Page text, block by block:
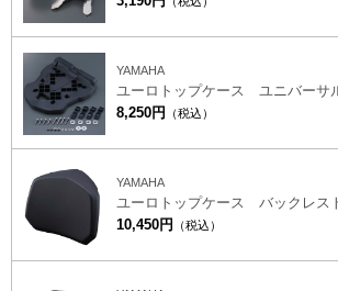
YAMAHA
ユーロトップケース ユニバーサ
8,250円
（税込）
YAMAHA
ユーロトップケース バックレス
10,450円
（税込）